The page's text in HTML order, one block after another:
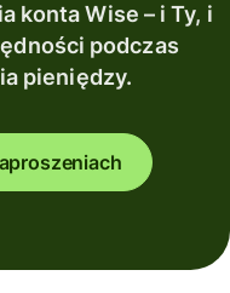
konta Wise – i Ty, i
podczas
pieniędzy.